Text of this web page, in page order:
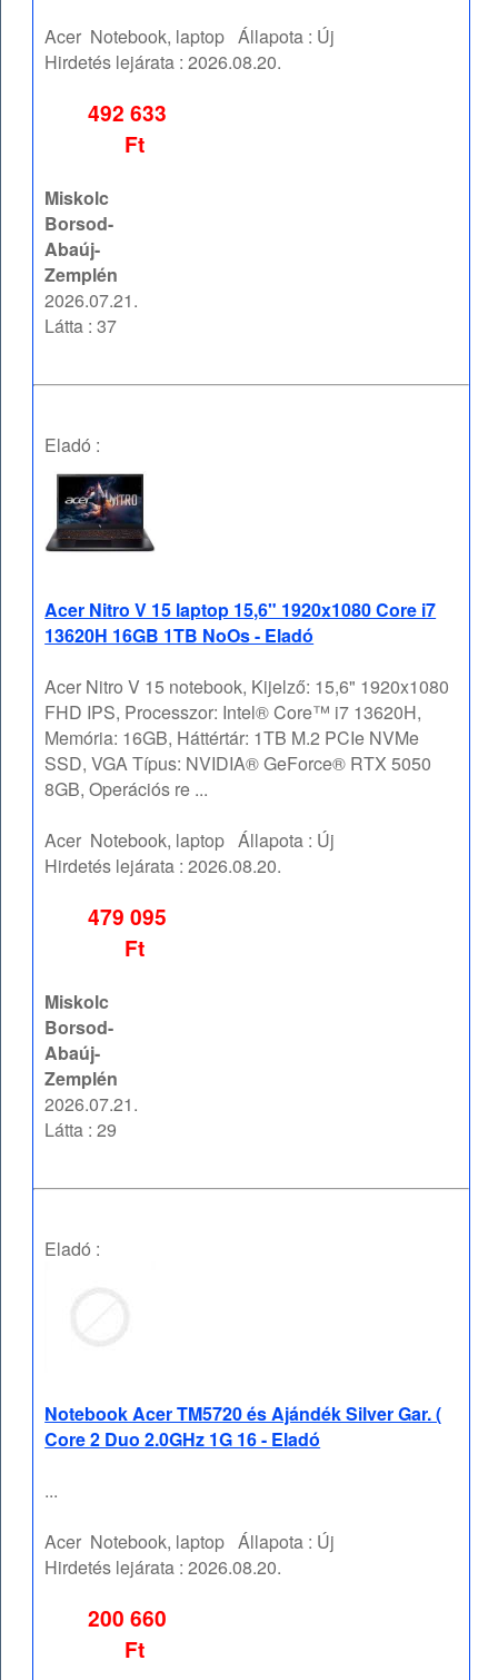
Acer Notebook, laptop Állapota : Új
Hirdetés lejárata :2026.08.20.
492 633
Ft
Miskolc
Borsod-
Abaúj-
Zemplén
2026.07.21.
Látta : 37
Eladó :
Acer Nitro V 15 laptop 15,6" 1920x1080 Core i7
13620H 16GB 1TB NoOs - Eladó
Acer Nitro V 15 notebook, Kijelző: 15,6" 1920x1080
FHD IPS, Processzor: Intel® Core™ i7 13620H,
Memória: 16GB, Háttértár: 1TB M.2 PCIe NVMe
SSD, VGA Típus: NVIDIA® GeForce® RTX 5050
8GB, Operációs re ...
Acer Notebook, laptop Állapota : Új
Hirdetés lejárata :2026.08.20.
479 095
Ft
Miskolc
Borsod-
Abaúj-
Zemplén
2026.07.21.
Látta : 29
Eladó :
Notebook Acer TM5720 és Ajándék Silver Gar. (
Core 2 Duo 2.0GHz 1G 16 - Eladó
...
Acer Notebook, laptop Állapota : Új
Hirdetés lejárata :2026.08.20.
200 660
Ft